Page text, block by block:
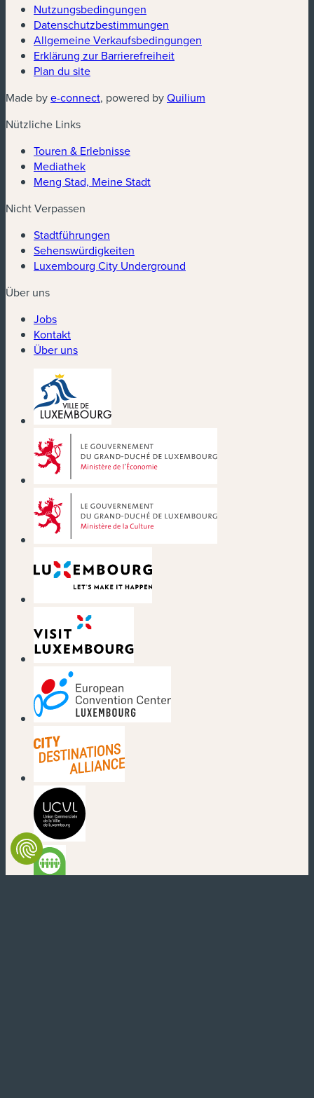
Nutzungsbedingungen
Datenschutzbestimmungen
Allgemeine Verkaufsbedingungen
Erklärung zur Barrierefreiheit
Plan du site
Made bye-connect(neues Fenster)
, powered byQuilium
Nützliche Links
Touren & Erlebnisse
Mediathek
Meng Stad, Meine Stadt
Nicht Verpassen
Stadtführungen
Sehenswürdigkeiten
Luxembourg City Underground
Über uns
Jobs
Kontakt
Über uns